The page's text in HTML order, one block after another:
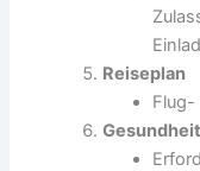
Reiseplan
Flug-